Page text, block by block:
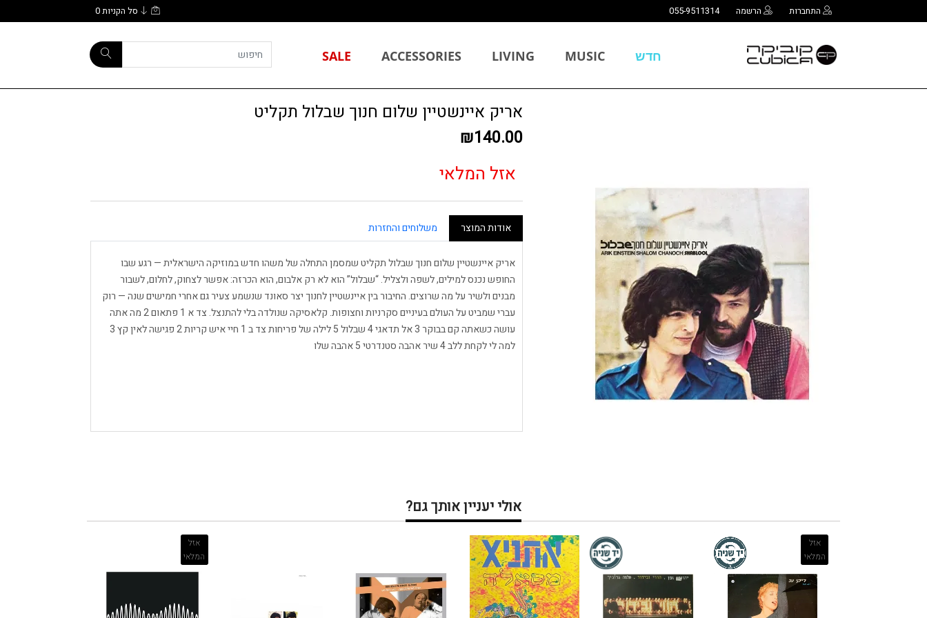
התחברות הרשמה 055-9511314 סל הקניות0
חדש MUSIC
LIVING
ACCESSORIES
SALE
אריק איינשטיין שלום חנוך שבלול תקליט
₪140.00
אזל המלאי
אודות המוצר משלוחים והחזרות
אריק איינשטיין שלום חנוך שבלול תקליט שמסמן התחלה של משהו חדש במוזיקה הישראלית — רגע שבו
החופש נכנס למילים, לשפה ולצליל. “שבלול” הוא לא רק אלבום, הוא הכרזה: אפשר לצחוק, לחלום, לשבור
מבנים ולשיר על מה שרוצים. החיבור בין איינשטיין לחנוך יצר סאונד שנשמע צעיר גם אחרי חמישים שנה — רוק
עברי שמביט על העולם בעיניים סקרניות וחצופות. קלאסיקה שנולדה בלי להתנצל. צד א 1 פתאום 2 מה אתה
עושה כשאתה קם בבוקר 3 אל תדאגי 4 שבלול 5 לילה של פריחות צד ב 1 חיי איש קריות 2 פגישה לאין קץ 3
למה לי לקחת ללב 4 שיר אהבה סטנדרטי 5 אהבה שלו
אולי יעניין אותך גם?
אזל
המלאי
אזל
המלאי